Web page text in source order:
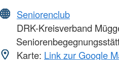
Seniorenclub
DRK-Kreisverband
Karte: Link zur Google